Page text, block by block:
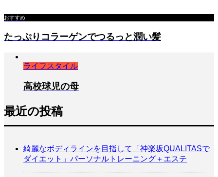
おすすめ
たっぷりコラーゲンでつるっと潤い髪
ライフスタイル
高校球児の母
最近の投稿
綺麗なボディラインを目指して「神楽坂QUALITASで
ダイエット」パーソナルトレーニング＋エステ